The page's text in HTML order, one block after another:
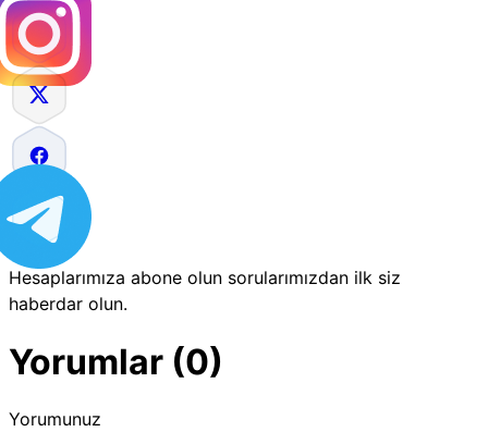
Hesaplarımıza abone olun sorularımızdan ilk siz
haberdar olun.
Yorumlar (0)
Yorumunuz